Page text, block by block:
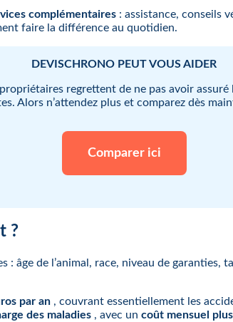
complémentaires : assistance, conseils
faire la différence au quotidien.
DEVISCHRONO PEUT VOUS AIDER
regrettent de ne pas avoir
Alors n’attendez plus et comparez dès
Comparer ici
?
: âge de l’animal, race, niveau de
par an , couvrant essentiellement les
des maladies , avec un coût mensuel